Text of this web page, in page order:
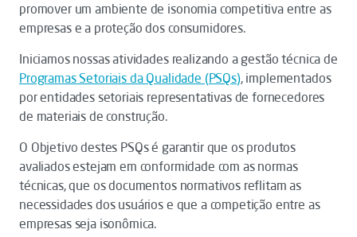
promover um ambiente de isonomia competitiva entre as
empresas e a proteção dos consumidores.
Iniciamos nossas atividades realizando a gestão técnica de
Programas Setoriais da Qualidade (PSQs), implementados
por entidades setoriais representativas de fornecedores
de materiais de construção.
O Objetivo destes PSQs é garantir que os produtos
avaliados estejam em conformidade com as normas
técnicas, que os documentos normativos reflitam as
necessidades dos usuários e que a competição entre as
empresas seja isonômica.